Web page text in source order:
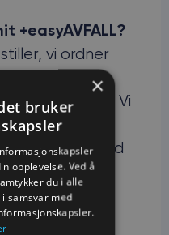
+easyAVFALL?
vi ordner
fast avtale? Vi
fremtid
×
bruker
opplevelse. Ved å
du i alle
samsvar med